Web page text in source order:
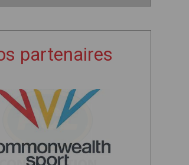
partenaires